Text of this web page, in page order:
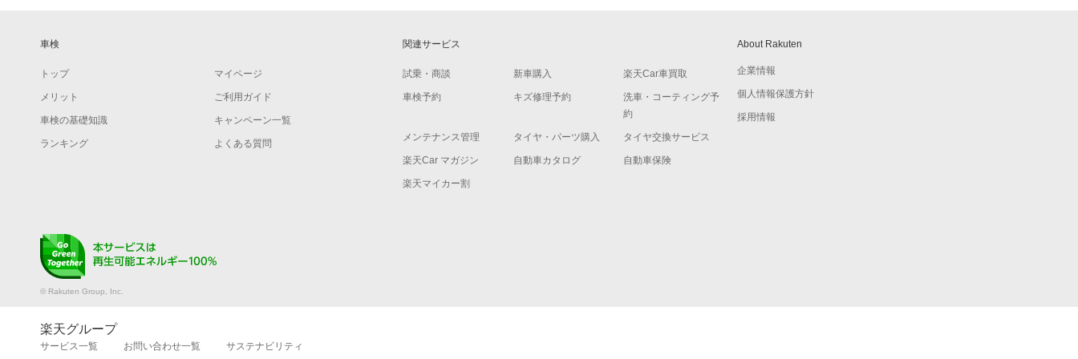
車検
トップ マイページ
メリット ご利用ガイド
車検の基礎知識 キャンペーン一覧
ランキング よくある質問
関連サービス
試乗・商談 新車購入 楽天Car車買取
車検予約 キズ修理予約
洗車・コーティング予
約
メンテナンス管理 タイヤ・パーツ購入 タイヤ交換サービス
楽天Car マガジン 自動車カタログ 自動車保険
楽天マイカー割
About Rakuten
企業情報
個人情報保護方針
採用情報
© Rakuten Group, Inc.
楽天グループ
サービス一覧 お問い合わせ一覧 サステナビリティ